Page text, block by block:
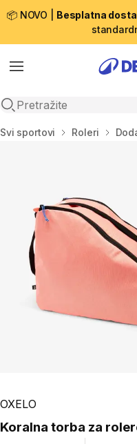
📦 NOVO | Besplatna
Menu
Open search
Početna stranica
Svi sportovi Roleri
OXELO
Koralna torba za